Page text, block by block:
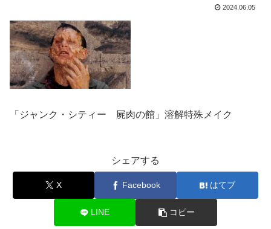
2024.06.05
「ジャンク・シティー 屍肉の館」溶解特殊メイク
シェアする
X Facebook はてブ
LINE コピー